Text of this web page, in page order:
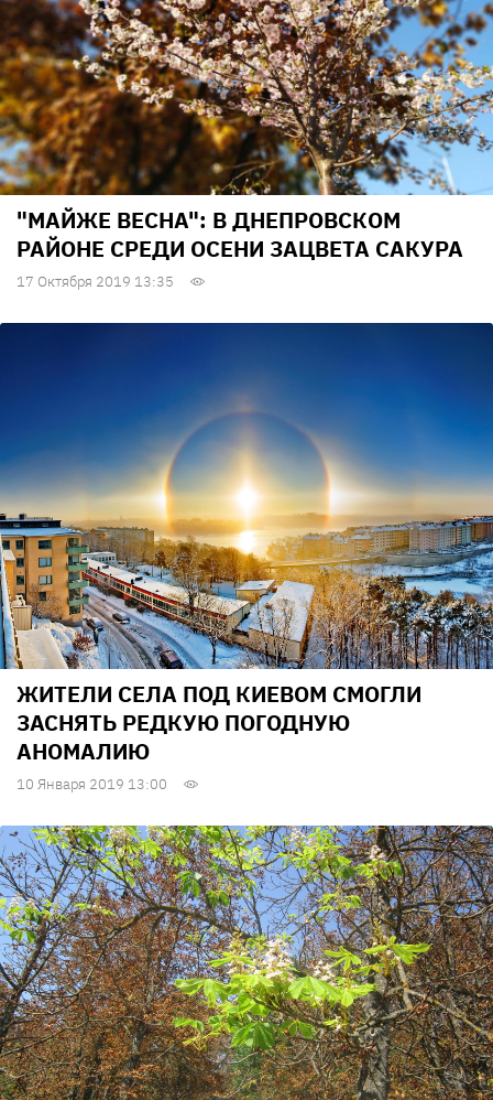
"МАЙЖЕ ВЕСНА": В ДНЕПРОВСКОМ
РАЙОНЕ СРЕДИ ОСЕНИ ЗАЦВЕТА САКУРА
17 Октября 2019 13:35
ЖИТЕЛИ СЕЛА ПОД КИЕВОМ СМОГЛИ
ЗАСНЯТЬ РЕДКУЮ ПОГОДНУЮ
АНОМАЛИЮ
10 Января 2019 13:00